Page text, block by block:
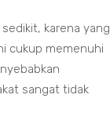
karena yang
cukup memenuhi
sangat tidak